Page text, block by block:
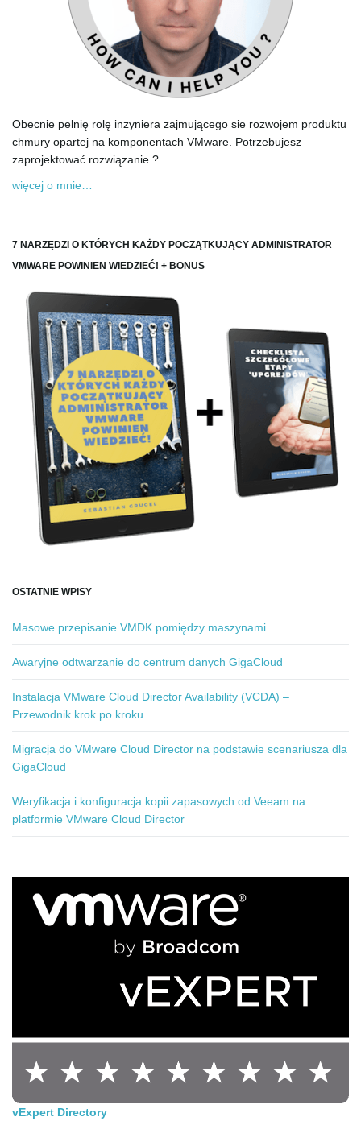
Obecnie pelnię rolę inzyniera zajmującego sie rozwojem produktu
chmury opartej na komponentach VMware. Potrzebujesz
zaprojektować rozwiązanie ?
więcej o mnie…
7 NARZĘDZI O KTÓRYCH KAŻDY POCZĄTKUJĄCY ADMINISTRATOR
VMWARE POWINIEN WIEDZIEĆ! + BONUS
OSTATNIE WPISY
Masowe przepisanie VMDK pomiędzy maszynami
Awaryjne odtwarzanie do centrum danych GigaCloud
Instalacja VMware Cloud Director Availability (VCDA) –
Przewodnik krok po kroku
Migracja do VMware Cloud Director na podstawie scenariusza dla
GigaCloud
Weryfikacja i konfiguracja kopii zapasowych od Veeam na
platformie VMware Cloud Director
vExpert Directory